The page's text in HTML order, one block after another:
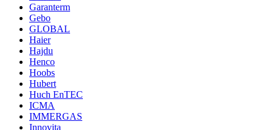
Garanterm
Gebo
GLOBAL
Haier
Hajdu
Henco
Hoobs
Hubert
Huch EnTEC
ICMA
IMMERGAS
Innovita